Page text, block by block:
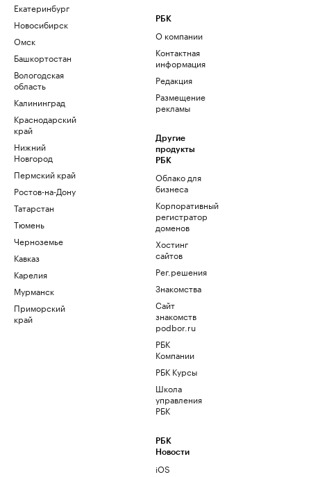
Екатеринбург
Новосибирск
Омск
Башкортостан
Вологодская
область
Калининград
Краснодарский
край
Нижний
Новгород
Пермский край
Ростов-на-Дону
Татарстан
Тюмень
Черноземье
Кавказ
Карелия
Мурманск
Приморский
край
РБК
О компании
Контактная
информация
Редакция
Размещение
рекламы
Другие
продукты
РБК
Облако для
бизнеса
Корпоративный
регистратор
доменов
Хостинг
сайтов
Рег.решения
Знакомства
Сайт
знакомств
podbor.ru
РБК
Компании
РБК Курсы
Школа
управления
РБК
РБК
Новости
iOS